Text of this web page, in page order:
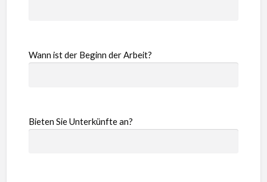
Wann ist der Beginn der Arbeit?
Bieten Sie Unterkünfte an?